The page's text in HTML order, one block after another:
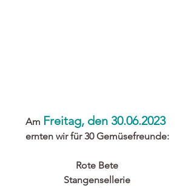
Am Freitag, den 30.06.2023
ernten wir für 30 Gemüsefreunde:
Rote Bete
Stangensellerie